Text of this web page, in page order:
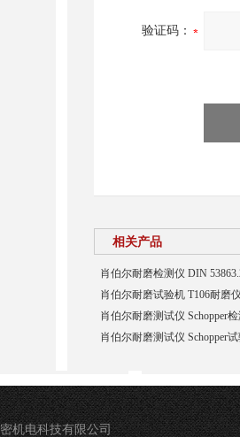
验证码：
相关产品
肖伯尔耐磨检测仪 DIN
肖伯尔耐磨试验机 T106耐磨
肖伯尔耐磨测试仪 Schopper
肖伯尔耐磨测试仪 Schopper
机电科技有限公司